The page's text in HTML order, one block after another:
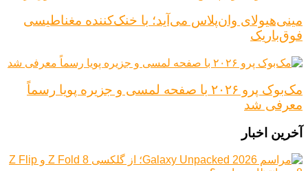
مینی‌هیولای وان‌پلاس می‌آید؛ با خنک‌کننده مغناطیسی
فوق‌باریک
مک‌بوک پرو ۲۰۲۶ با صفحه لمسی و جزیره پویا رسماً
معرفی شد
آخرین اخبار